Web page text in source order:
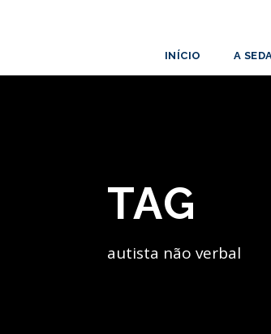
INÍCIO A
TAG
autista não verbal